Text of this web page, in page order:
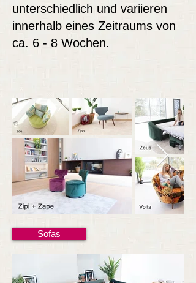
unterschiedlich und variieren
innerhalb eines Zeitraums von
ca. 6 - 8 Wochen.
Sofas